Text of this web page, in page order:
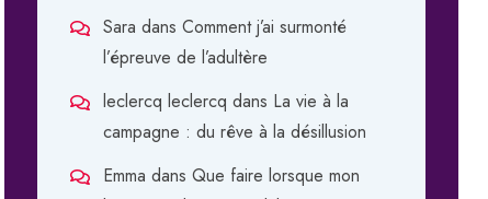
Sara dans Comment j’ai surmonté
l’épreuve de l’adultère
leclercq leclercq dans La vie à la
campagne : du rêve à la désillusion
Emma dans Que faire lorsque mon